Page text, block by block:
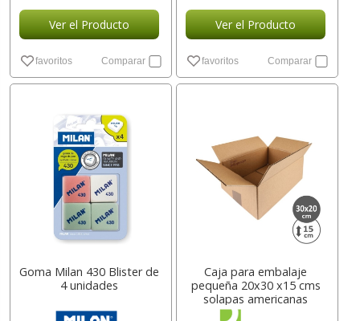
Ver el Producto
favoritos Comparar
Ver el Producto
favoritos Comparar
Goma Milan 430 Blister de
4 unidades
Caja para embalaje
pequeña 20x30 x15 cms
solapas americanas